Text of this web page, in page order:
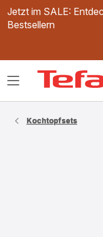
Jetzt im SALE:
Bestsellern
Das
Kochtopfsets